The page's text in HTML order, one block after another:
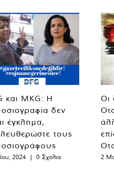
και MKG: Η
δεν
έγκλημα,
τους
2024 | 0 Σχόλια
Οι
2